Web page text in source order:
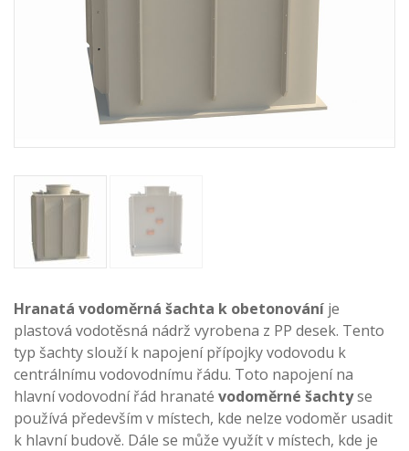
Hranatá vodoměrná šachta k obetonování je
plastová vodotěsná nádrž vyrobena z PP desek. Tento
typ šachtyslouží k napojení přípojky vodovodu k
centrálnímu vodovodnímu řádu. Toto napojení na
hlavní vodovodní řád hranaté vodoměrné šachtyse
používá především v místech, kde nelze vodoměr usadit
k hlavní budově. Dále se může využít v místech, kde je